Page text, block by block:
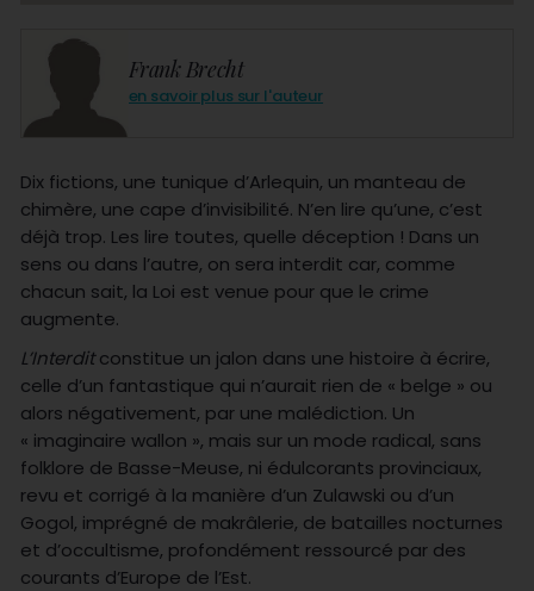
Frank Brecht
en savoir plus sur l'auteur
Dix fictions, une tunique d’Arlequin, un manteau de
chimère, une cape d’invisibilité. N’en lire qu’une, c’est
déjà trop. Les lire toutes, quelle déception ! Dans un
sens ou dans l’autre, on sera interdit car, comme
chacun sait, la Loi est venue pour que le crime
augmente.
L’Interditconstitue un jalon dans une histoire à écrire,
celle d’un fantastique qui n’aurait rien de « belge » ou
alors négativement, par une malédiction. Un
« imaginaire wallon », mais sur un mode radical, sans
folklore de Basse-Meuse, ni édulcorants provinciaux,
revu et corrigé à la manière d’un Zulawski ou d’un
Gogol, imprégné de makrâlerie, de batailles nocturnes
et d’occultisme, profondément ressourcé par des
courants d’Europe de l’Est.